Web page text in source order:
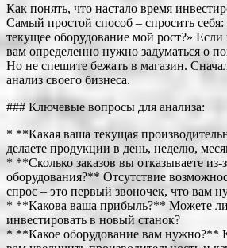
Как понять, что настало время
Самый простой способ – спросить
текущее оборудование мой рост?»
вам определенно нужно задуматься о
Но не спешите бежать в магазин.
анализ своего бизнеса.
### Ключевые вопросы для анализа:
* **Какая ваша текущая
делаете продукции в день, неделю,
* **Сколько заказов вы отказываете из-
оборудования?** Отсутствие
спрос – это первый звоночек, что вам
* **Какова ваша прибыль?** Можете ли
инвестировать в новый станок?
* **Какое оборудование вам нужно?**